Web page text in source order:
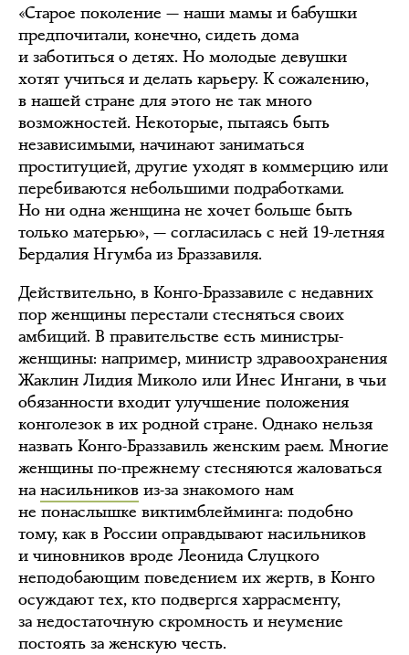
«Старое поколение — наши мамы и бабушки
предпочитали, конечно, сидеть дома
и заботиться о детях. Но молодые девушки
хотят учиться и делать карьеру. К сожалению,
в нашей стране для этого не так много
возможностей. Некоторые, пытаясь быть
независимыми, начинают заниматься
проституцией, другие уходят в коммерцию или
перебиваются небольшими подработками.
Но ни одна женщина не хочет больше быть
только матерью», — согласилась с ней 19-летняя
Бердалия Нгумба из Браззавиля.
Действительно, в Конго-Браззавиле с недавних
пор женщины перестали стесняться своих
амбиций. В правительстве есть министры-
женщины: например, министр здравоохранения
Жаклин Лидия Миколо или Инес Ингани, в чьи
обязанности входит улучшение положения
конголезок в их родной стране. Однако нельзя
назвать Конго-Браззавиль женским раем. Многие
женщины по-прежнему стесняются жаловаться
на насильников из-за знакомого нам
не понаслышке виктимблейминга: подобно
тому, как в России оправдывают насильников
и чиновников вроде Леонида Слуцкого
неподобающим поведением их жертв, в Конго
осуждают тех, кто подвергся харрасменту,
за недостаточную скромность и неумение
постоять за женскую честь.